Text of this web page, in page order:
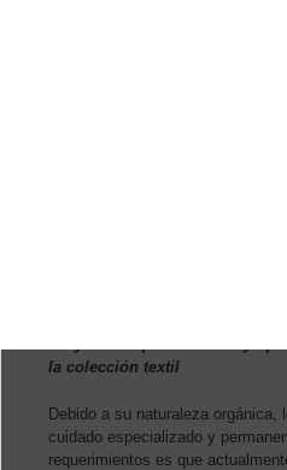
la colección textil
Debido a su naturaleza orgánica,
cuidado especializado y
requerimientos es que